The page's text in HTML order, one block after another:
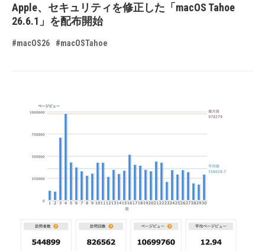
Apple、セキュリティを修正した「macOS Tahoe
26.6.1」を配布開始
#macOS26 #macOSTahoe